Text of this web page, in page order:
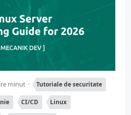
minut Tutoriale de securitate
CI/CD Linux